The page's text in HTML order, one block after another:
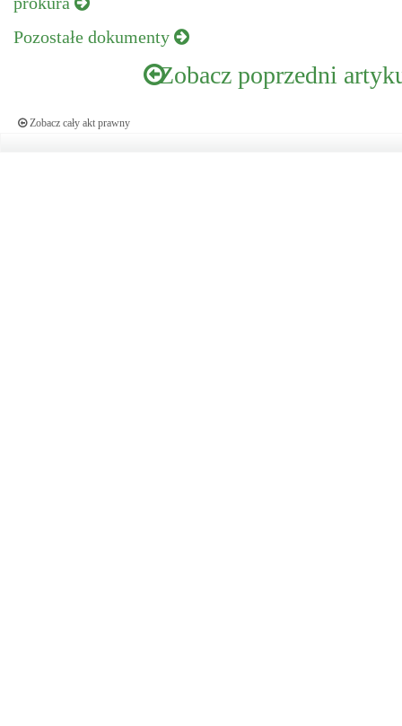
Pozostałe dokumenty
Zobacz poprzedni
Zobacz cały akt prawny